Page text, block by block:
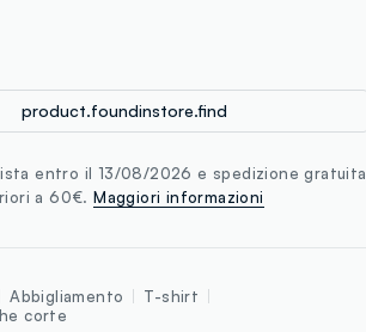
product.foundinstore.find
entro il 13/08/2026 e spedizione gratuita
a 60€.Maggiori informazioni
Abbigliamento
T-shirt
corte